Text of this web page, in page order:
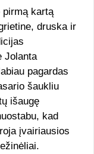
pirmą kartą
druska ir
Jolanta
pagardas
šaukliu
išaugę
kad
įvairiausios